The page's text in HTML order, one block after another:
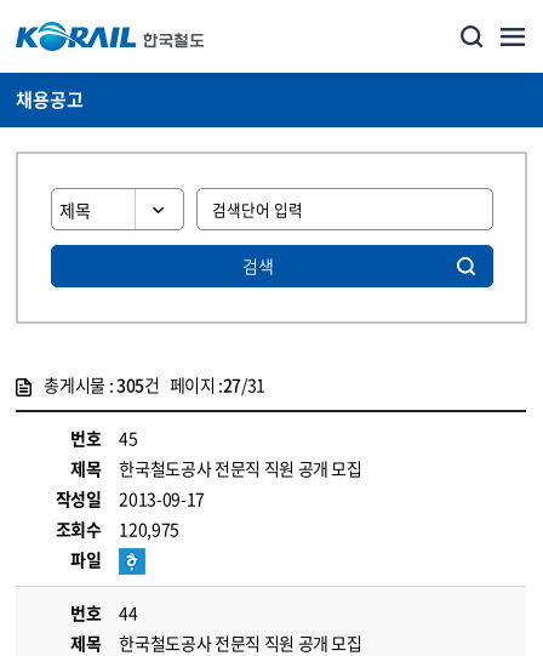
채용공고
검색
총게시물 :305건 페이지 :27/31
번호
45
제목
한국철도공사 전문직 직원 공개 모집
작성일
2013-09-17
조회수
120,975
파일
번호
44
제목
한국철도공사 전문직 직원 공개 모집